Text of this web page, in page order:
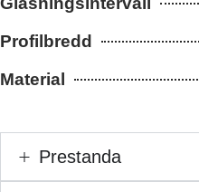
Profilbredd
Material
Prestanda